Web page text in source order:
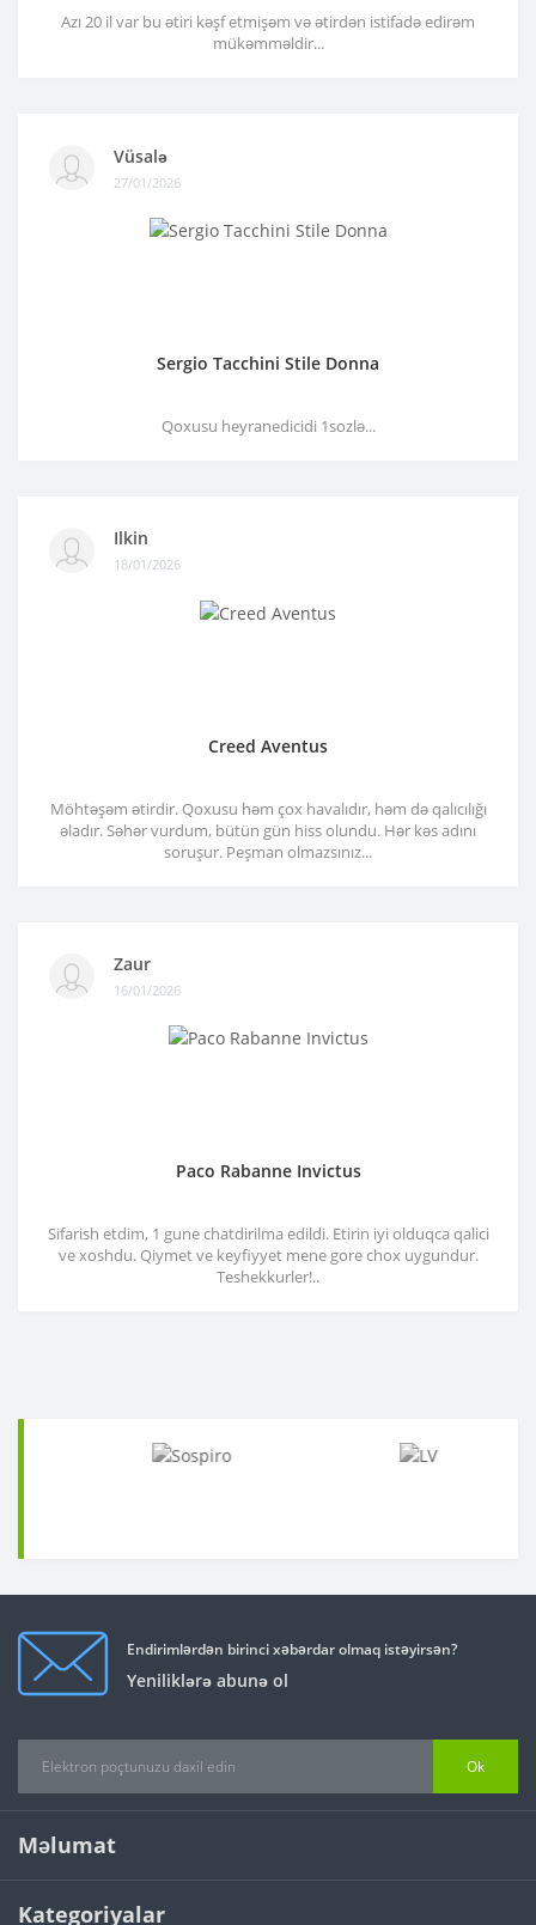
Azı 20 il var bu ətiri kəşf etmişəm və ətirdən istifadə edirəm
mükəmməldir...
Vüsalə
27/01/2026
Sergio Tacchini Stile Donna
Qoxusu heyranedicidi 1sozlə...
Ilkin
18/01/2026
Creed Aventus
Möhtəşəm ətirdir. Qoxusu həm çox havalıdır, həm də qalıcılığı
əladır. Səhər vurdum, bütün gün hiss olundu. Hər kəs adını
soruşur. Peşman olmazsınız...
Zaur
16/01/2026
Paco Rabanne Invictus
Sifarish etdim, 1 gune chatdirilma edildi. Etirin iyi olduqca qalici
ve xoshdu. Qiymet ve keyfiyyet mene gore chox uygundur.
Teshekkurler!..
Endirimlərdən birinci xəbərdar olmaq istəyirsən?
Yeniliklərə abunə ol
Ok
Məlumat
Kategoriyalar